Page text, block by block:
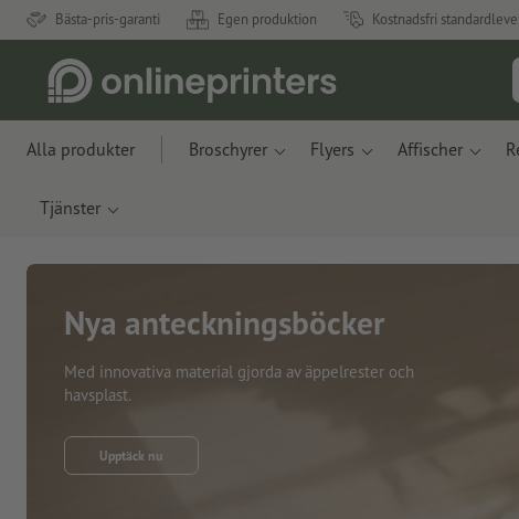
Bästa-pris-garanti Egen produktion Kostnadsfri
Alla produkter Broschyrer Flyers Affischer
Tjänster
Nya anteckningsböcker
Med innovativa material gjorda av äppelrester och
havsplast.
Upptäck nu